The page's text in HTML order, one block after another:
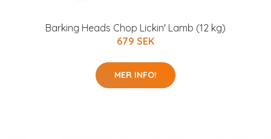
Barking Heads Chop Lickin' Lamb (12 kg)
679 SEK
MER INFO!